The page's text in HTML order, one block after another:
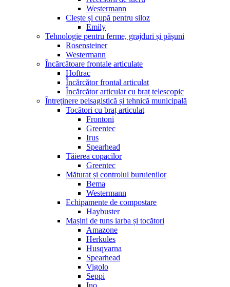
Westermann
Clește și cupă pentru siloz
Emily
Tehnologie pentru ferme, grajduri și pășuni
Rosensteiner
Westermann
Încărcătoare frontale articulate
Hoftrac
Încărcător frontal articulat
Încărcător articulat cu braț telescopic
Întreținere peisagistică și tehnică municipală
Tocători cu braț articulat
Frontoni
Greentec
Irus
Spearhead
Tăierea copacilor
Greentec
Măturat și controlul buruienilor
Bema
Westermann
Echipamente de compostare
Haybuster
Mașini de tuns iarba și tocători
Amazone
Herkules
Husqvarna
Spearhead
Vigolo
Seppi
Ino